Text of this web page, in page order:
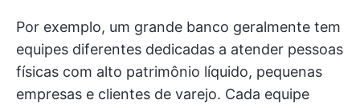
Por exemplo, um grande banco geralmente tem
equipes diferentes dedicadas a atender pessoas
físicas com alto patrimônio líquido, pequenas
empresas e clientes de varejo. Cada equipe